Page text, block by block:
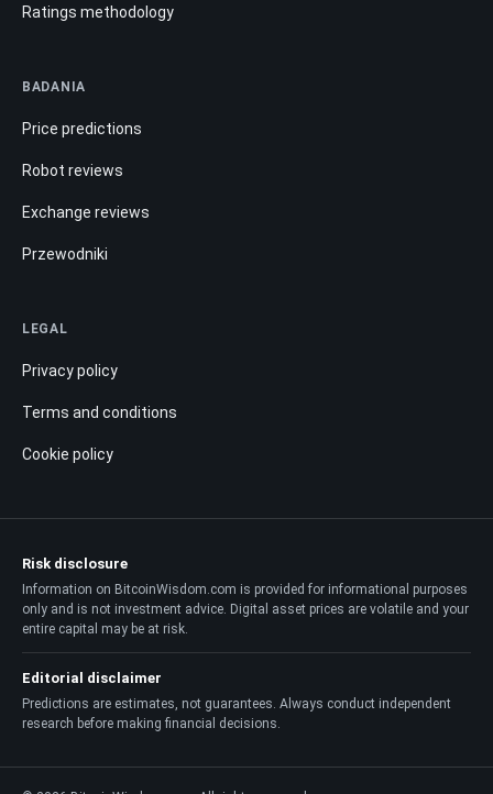
Ratings methodology
BADANIA
Price predictions
Robot reviews
Exchange reviews
Przewodniki
LEGAL
Privacy policy
Terms and conditions
Cookie policy
Risk disclosure
Information on BitcoinWisdom.com is provided for informational purposes
only and is not investment advice. Digital asset prices are volatile and your
entire capital may be at risk.
Editorial disclaimer
Predictions are estimates, not guarantees. Always conduct independent
research before making financial decisions.